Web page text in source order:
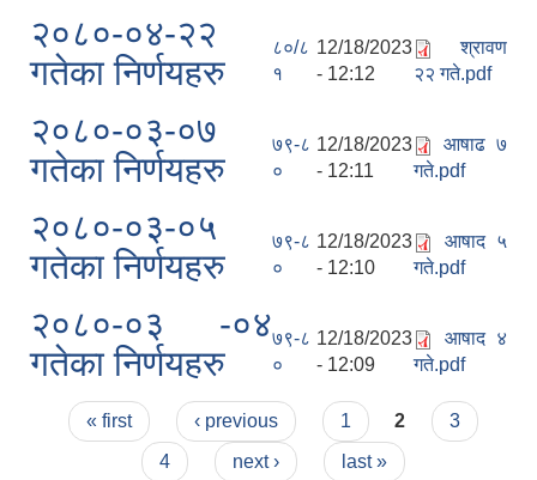
२०८०-०४-२२
गतेका निर्णयहरु
८०/८
१
12/18/2023
- 12:12
श्रावण
२२ गते.pdf
२०८०-०३-०७
गतेका निर्णयहरु
७९-८
०
12/18/2023
- 12:11
आषाढ ७
गते.pdf
२०८०-०३-०५
गतेका निर्णयहरु
७९-८
०
12/18/2023
- 12:10
आषाद ५
गते.pdf
२०८०-०३ -०४
गतेका निर्णयहरु
७९-८
०
12/18/2023
- 12:09
आषाद ४
गते.pdf
Pages
« first ‹ previous 1 2
3
4
next › last »